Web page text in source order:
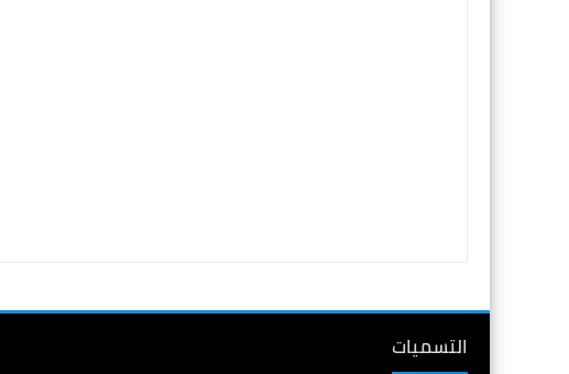
التسميات